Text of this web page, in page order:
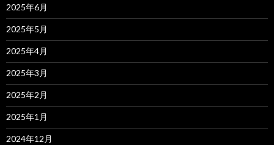
2025年6月
2025年5月
2025年4月
2025年3月
2025年2月
2025年1月
2024年12月